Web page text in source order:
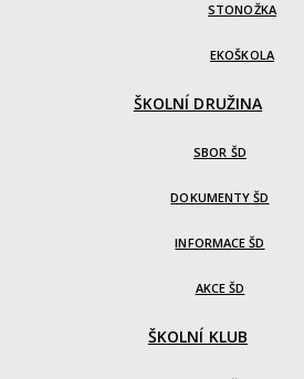
STONOŽKA
EKOŠKOLA
ŠKOLNÍ DRUŽINA
SBOR ŠD
DOKUMENTY ŠD
INFORMACE ŠD
AKCE ŠD
ŠKOLNÍ KLUB